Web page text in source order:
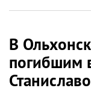
В
погибшим